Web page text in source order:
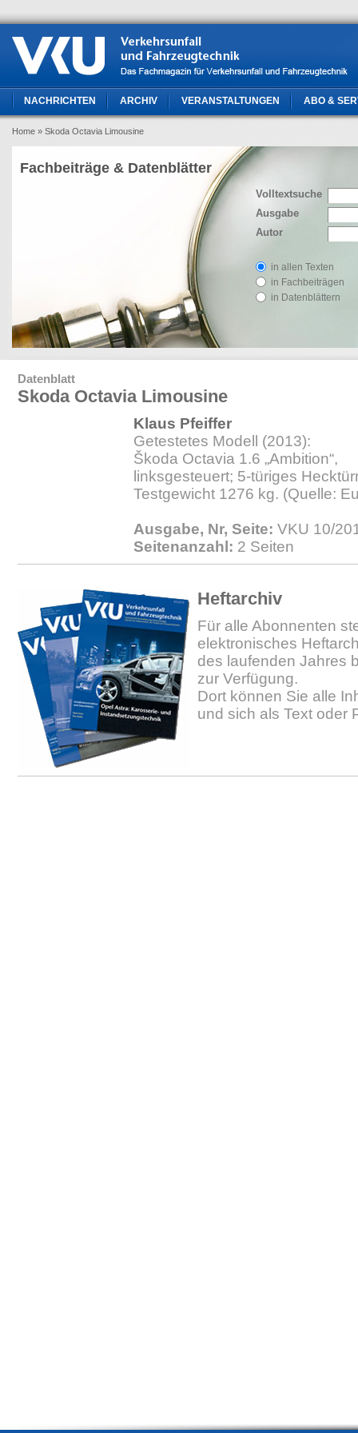
NACHRICHTEN ARCHIV VERANSTALTUNGEN ABO &
Home » Skoda Octavia Limousine
Volltextsuche
Ausgabe
Autor
in allen Texten
in Fachbeiträgen
in Datenblättern
Fachbeiträge & Datenblätter
Datenblatt
Skoda Octavia Limousine
Klaus Pfeiffer
Getestetes Modell (2013):
Škoda Octavia 1.6 „Ambition“,
linksgesteuert; 5‑türiges
Testgewicht 1276 kg. (Quelle:
Ausgabe, Nr, Seite: VKU 10/
Seitenanzahl: 2 Seiten
Heftarchiv
Für alle Abonnenten
elektronisches
des laufenden Jahres
zur Verfügung.
Dort können Sie alle
und sich als Text oder